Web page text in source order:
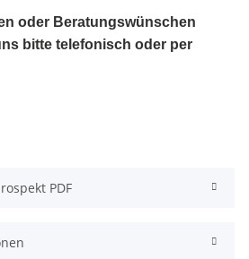
oder Beratungswünschen
bitte telefonisch oder per
PDF